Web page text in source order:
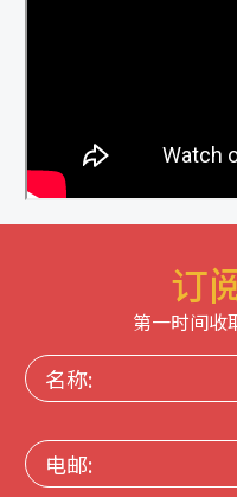
订
第一时间收
名
称:
电
邮: